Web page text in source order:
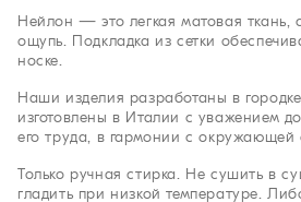
Нейлон — это легкая матовая ткань,
ощупь. Подкладка из сетки
носке.
Наши изделия разработаны в
изготовлены в Италии с уважением
его труда, в гармонии с окружающей
Только ручная стирка. Не сушить в
гладить при низкой температуре.